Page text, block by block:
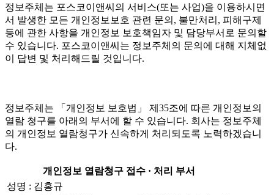
정보주체는 포스코이앤씨의 서비스(또는 사업)을 이용하시면
서 발생한 모든 개인정보보호 관련 문의, 불만처리, 피해구제
등에 관한 사항을 개인정보 보호책임자 및 담당부서로 문의할
수 있습니다. 포스코이앤씨는 정보주체의 문의에 대해 지체없
이 답변 및 처리해드릴 것입니다.
정보주체는 「개인정보 보호법」 제35조에 따른 개인정보의
열람 청구를 아래의 부서에 할 수 있습니다. 회사는 정보주체
의 개인정보 열람청구가 신속하게 처리되도록 노력하겠습니
다.
개인정보 열람청구 접수 · 처리 부서
성명 : 김홍규